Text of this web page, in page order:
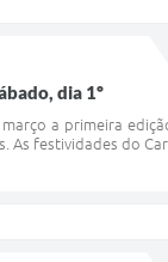
dia 1º
a primeira
festividades do